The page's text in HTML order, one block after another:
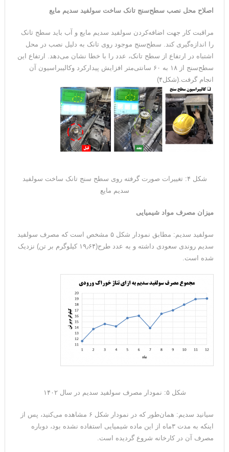
اصلاح محل نصب سطح‌سنج تانک ساخت سولفید سدیم مایع
مراقبت کار جهت اضافه‌کردن سولفید سدیم مایع و آب باید سطح تانک
را اندازه‌گیری کند. سطح‌سنج موجود روی تانک به دلیل نصب در محل
اشتباه در ارتفاع از سطح تانک، عدد را با خطا نشان می‌دهد. ارتفاع این
سطح‌سنج از ۱۸ به ۶۰ سانتی‌متر افزایش پیدارکرد وکالیبراسیون آن
انجام گرفت.(شکل۴)
شکل ۴: تغییرات صورت گرفته روی سطح سنج تانک ساخت سولفید
سدیم مایع
میزان مصرف مواد شیمیایی
سولفید سدیم: مطابق نمودار شکل ۵ مشخص است که مصرف سولفید
سدیم روندی سعودی داشته و به عدد طرح(۱۹٫۶۴ کیلوگرم بر تن) نزدیک
شده است.
شکل ۵: نمودار مصرف سولفید سدیم در سال ۱۴۰۲
سیانید سدیم: همان‌طور که در نمودار شکل ۶ مشاهده می‌کنید، پس از
اینکه به مدت ۳ماه از این ماده شیمیایی استفاده نشده بود، دوباره
مصرف آن در کارخانه شروع گردیده است.